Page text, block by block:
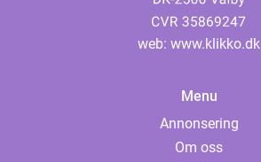
web: www.klikko.dk
Menu
Annonsering
Om oss